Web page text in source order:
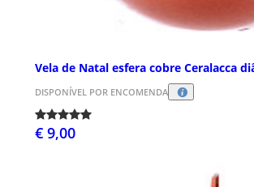
Vela de Natal esfera cobre Ceralacca
DISPONÍVEL POR ENCOMENDA
€ 9,00